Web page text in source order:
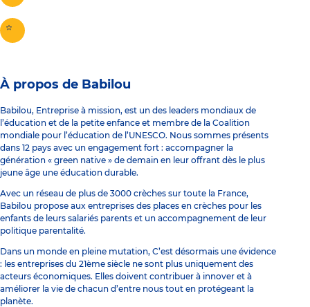
À propos de Babilou
Babilou, Entreprise à mission, est un des leaders mondiaux de
l’éducation et de la petite enfance et membre de la Coalition
mondiale pour l’éducation de l’UNESCO. Nous sommes présents
dans 12 pays avec un engagement fort : accompagner la
génération « green native » de demain en leur offrant dès le plus
jeune âge une éducation durable.
Avec un réseau de plus de 3000 crèches sur toute la France,
Babilou propose aux entreprises des places en crèches pour les
enfants de leurs salariés parents et un accompagnement de leur
politique parentalité.
Dans un monde en pleine mutation, C’est désormais une évidence
: les entreprises du 21ème siècle ne sont plus uniquement des
acteurs économiques. Elles doivent contribuer à innover et à
améliorer la vie de chacun d’entre nous tout en protégeant la
planète.